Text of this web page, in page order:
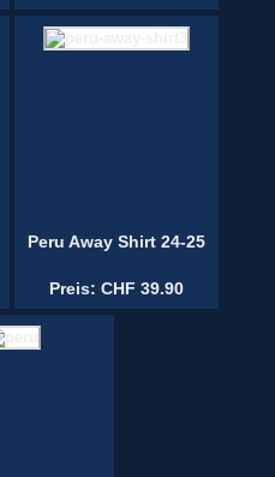
Peru Away Shirt 24-25
Preis: CHF 39.90